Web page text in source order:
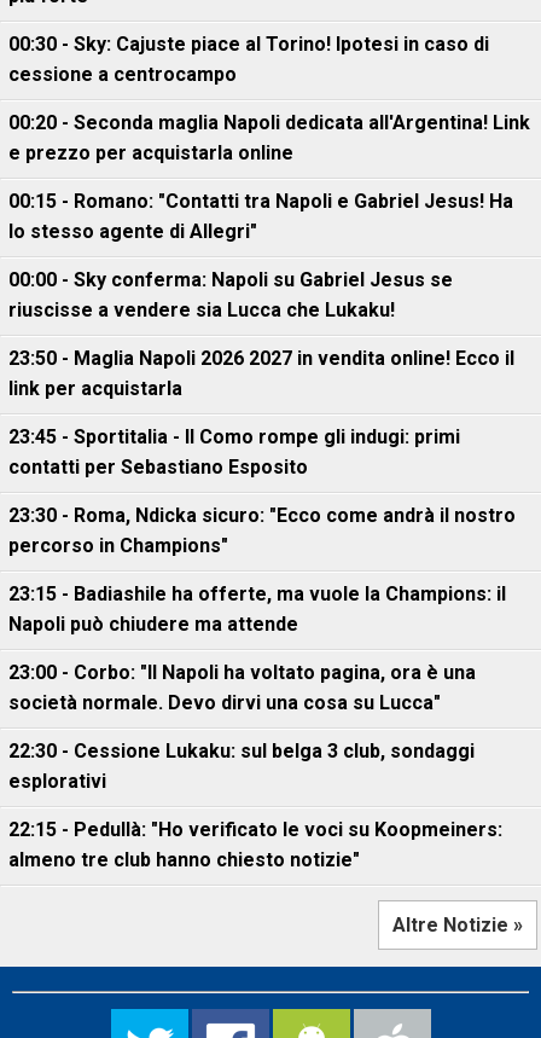
00:30 - Sky: Cajuste piace al Torino! Ipotesi in caso di
cessione a centrocampo
00:20 - Seconda maglia Napoli dedicata all'Argentina! Link
e prezzo per acquistarla online
00:15 - Romano: "Contatti tra Napoli e Gabriel Jesus! Ha
lo stesso agente di Allegri"
00:00 - Sky conferma: Napoli su Gabriel Jesus se
riuscisse a vendere sia Lucca che Lukaku!
23:50 - Maglia Napoli 2026 2027 in vendita online! Ecco il
link per acquistarla
23:45 - Sportitalia - Il Como rompe gli indugi: primi
contatti per Sebastiano Esposito
23:30 - Roma, Ndicka sicuro: "Ecco come andrà il nostro
percorso in Champions"
23:15 - Badiashile ha offerte, ma vuole la Champions: il
Napoli può chiudere ma attende
23:00 - Corbo: "Il Napoli ha voltato pagina, ora è una
società normale. Devo dirvi una cosa su Lucca"
22:30 - Cessione Lukaku: sul belga 3 club, sondaggi
esplorativi
22:15 - Pedullà: "Ho verificato le voci su Koopmeiners:
almeno tre club hanno chiesto notizie"
Altre Notizie »